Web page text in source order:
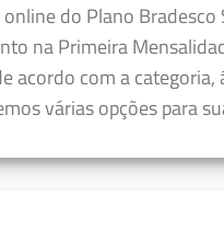
online do Plano
na Primeira
acordo com a categoria,
várias opções para